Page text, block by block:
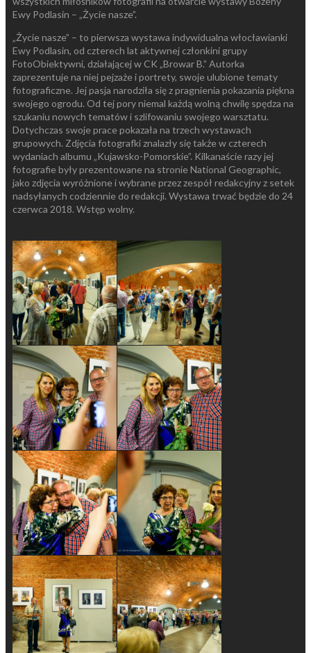
Ewy Podlasin – „Życie nasze”.
„Życie nasze” – to pierwsza wystawa indywidualna włocławianki
Ewy Podlasin, od czterech lat aktywnej członkini grupy
FotoObiektywni, działającej w CK „Browar B.” Autorka
zaprezentuje na niej pejzaże i portrety, swoje ulubione tematy
fotograficzne. Jej pasja narodziła się z pragnienia pokazania piękna
swojego ogrodu. Od tej pory niemal każdą wolną chwilę spędza na
szukaniu nowych tematów i szlifowaniu swojego warsztatu.
Dotychczas swoje prace pokazała na trzech wystawach
grupowych. Zdjęcia fotografki znalazły się także w czterech
wydaniach albumu „Kujawsko-Pomorskie”. Kilkanaście razy jej
fotografie były prezentowane na stronie National Geographic,
jako zdjęcia wyróżnione i wybrane przez zespół redakcyjny z setek
nadsyłanych codziennie do redakcji. Wystawa trwać będzie do 24
czerwca 2018. Wstęp wolny.